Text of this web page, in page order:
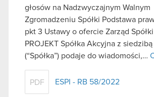
głosów na Nadzwyczajnym Walnym
Zgromadzeniu Spółki Podstawa
pkt 3 Ustawy o ofercie Zarząd
PROJEKT Spółka Akcyjna z
(“Spółka”) podaje do wiadomości,…
PDF ESPI - RB 58/2022